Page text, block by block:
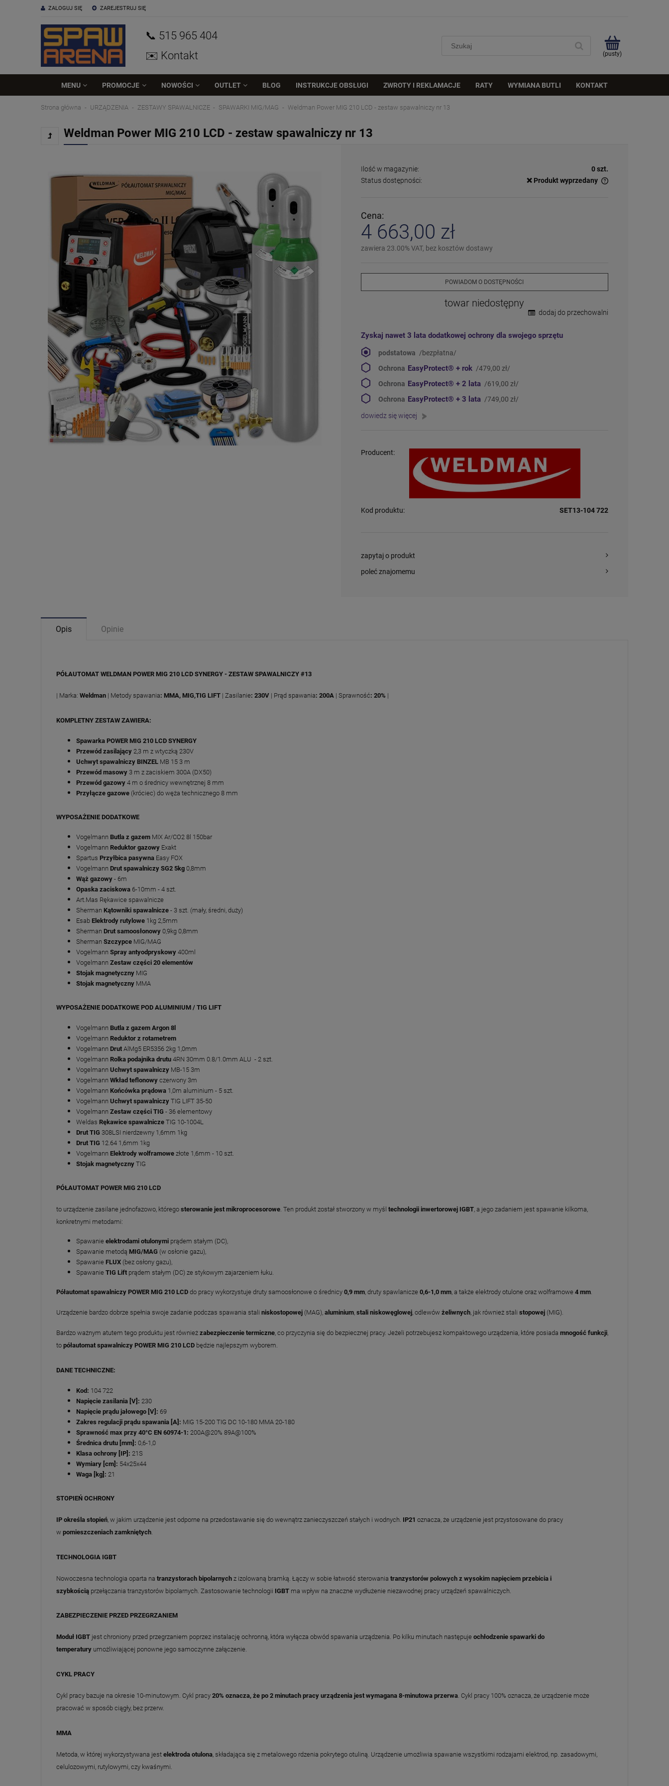
ZAREJESTRUJ SIĘ
ZALOGUJ SIĘ
📞 515 965 404
✉️ Kontakt
(pusty)
MENU PROMOCJE NOWOŚCI OUTLET BLOG INSTRUKCJE OBSŁUGI ZWROTY I REKLAMACJE RATY WYMIANA BUTLI KONTAKT
Strona główna URZĄDZENIA ZESTAWY SPAWALNICZE SPAWARKI MIG/MAG Weldman Power MIG 210 LCD - zestaw spawalniczy nr 13
Weldman Power MIG 210 LCD - zestaw spawalniczy nr 13
Ilość w magazynie:
0 szt.
Status dostępności:
❌ Produkt wyprzedany
⛔Wycofany
Cena:
4 663,00 zł
zawiera 23.00% VAT, bez kosztów dostawy
POWIADOM O DOSTĘPNOŚCI
towar niedostępny
dodaj do przechowalni
Zyskaj nawet 3 lata dodatkowej ochrony dla swojego sprzętu
podstatowa /bezpłatna/
Ochrona EasyProtect® + rok /479,00 zł/
Ochrona EasyProtect® + 2 lata /619,00 zł/
Ochrona EasyProtect® + 3 lata /749,00 zł/
dowiedz się więcej
Producent:
Kod produktu: SET13-104 722
zapytaj o produkt
poleć znajomemu
Opis Opinie
PÓŁAUTOMAT WELDMAN POWER MIG 210 LCD SYNERGY - ZESTAW SPAWALNICZY #13
| Marka: Weldman | Metody spawania: MMA, MIG,TIG LIFT | Zasilanie: 230V | Prąd spawania: 200A | Sprawność: 20% |
KOMPLETNY ZESTAW ZAWIERA:
Spawarka POWER MIG 210 LCD SYNERGY
Przewód zasilający 2,3 m z wtyczką 230V
Uchwyt spawalniczy BINZEL MB 15 3 m
Przewód masowy 3 m z zaciskiem 300A (DX50)
Przewód gazowy 4 m o średnicy wewnętrznej 8 mm
Przyłącze gazowe (króciec) do węża technicznego 8 mm
WYPOSAŻENIE DODATKOWE
Vogelmann Butla z gazem MIX Ar/CO2 8l 150bar
Vogelmann Reduktor gazowy Exakt
Spartus Przyłbica pasywna Easy FOX
Vogelmann Drut spawalniczy SG2 5kg 0,8mm
Wąż gazowy - 6m
Opaska zaciskowa 6-10mm - 4 szt.
Art.Mas Rękawice spawalnicze
Sherman Kątowniki spawalnicze - 3 szt. (mały, średni, duży)
Esab Elektrody rutylowe 1kg 2,5mm
Sherman Drut samoosłonowy 0,9kg 0,8mm
Sherman Szczypce MIG/MAG
Vogelmann Spray antyodpryskowy 400ml
Vogelmann Zestaw części 20 elementów
Stojak magnetyczny MIG
Stojak magnetyczny MMA
WYPOSAŻENIE DODATKOWE POD ALUMINIUM / TIG LIFT
Vogelmann Butla z gazem Argon 8l
Vogelmann Reduktor z rotametrem
Vogelmann Drut AlMg5 ER5356 2kg 1,0mm
Vogelmann Rolka podajnika drutu 4RN 30mm 0.8/1.0mm ALU - 2 szt.
Vogelmann Uchwyt spawalniczy MB-15 3m
Vogelmann Wkład teflonowy czerwony 3m
Vogelmann Końcówka prądowa 1,0m aluminium - 5 szt.
Vogelmann Uchwyt spawalniczy TIG LIFT 35-50
Vogelmann Zestaw części TIG - 36 elementowy
Weldas Rękawice spawalnicze TIG 10-1004L
Drut TIG 308LSI nierdzewny 1,6mm 1kg
Drut TIG 12.64 1,6mm 1kg
Vogelmann Elektrody wolframowe złote 1,6mm - 10 szt.
Stojak magnetyczny TIG
PÓŁAUTOMAT POWER MIG 210 LCD
to urządzenie zasilane jednofazowo, którego sterowanie jest mikroprocesorowe. Ten produkt został stworzony w myśl technologii inwertorowej IGBT, a jego zadaniem jest spawanie kilkoma,
konkretnymi metodami:
Spawanie elektrodami otulonymi prądem stałym (DC),
Spawanie metodą MIG/MAG (w osłonie gazu),
Spawanie FLUX (bez osłony gazu),
Spawanie TIG Lift prądem stałym (DC) ze stykowym zajarzeniem łuku.
Półautomat spawalniczy POWER MIG 210 LCD do pracy wykorzystuje druty samoosłonowe o średnicy 0,9 mm, druty spawlanicze 0,6-1,0 mm, a także elektrody otulone oraz wolframowe 4 mm.
Urządzenie bardzo dobrze spełnia swoje zadanie podczas spawania stali niskostopowej (MAG), aluminium, stali niskowęglowej, odlewów żeliwnych, jak również stali stopowej (MIG).
Bardzo ważnym atutem tego produktu jest również zabezpieczenie termiczne, co przyczynia się do bezpiecznej pracy. Jeżeli potrzebujesz kompaktowego urządzenia, które posiada mnogość funkcji,
to półautomat spawalniczy POWER MIG 210 LCD będzie najlepszym wyborem.
DANE TECHNICZNE:
Kod: 104 722
Napięcie zasilania [V]: 230
Napięcie prądu jałowego [V]: 69
Zakres regulacji prądu spawania [A]: MIG 15-200 TIG DC 10-180 MMA 20-180
Sprawność max przy 40°C EN 60974-1: 200A@20% 89A@100%
Średnica drutu [mm]: 0,6-1,0
Klasa ochrony [IP]: 21S
Wymiary [cm]: 54x25x44
Waga [kg]: 21
STOPIEŃ OCHRONY
IP określa stopień , w jakim urządzenie jest odporne na przedostawanie się do wewnątrz zanieczyszczeń stałych i wodnych. IP21 oznacza, że urządzenie jest przystosowane do pracy
w pomieszczeniach zamkniętych
TECHNOLOGIA IGBT
Nowoczesna technologia oparta na tranzystorach bipolarnych z izolowaną bramką. Łączy w sobie łatwość sterowania tranzystorów polowych z wysokim napięciem przebicia i
szybkością przełączania tranzystorów bipolarnych. Zastosowanie technologii IGBT ma wpływ na znaczne wydłużenie niezawodnej pracy urządzeń spawalniczych.
ZABEZPIECZENIE PRZED PRZEGRZANIEM
Moduł IGBT jest chroniony przed przegrzaniem poprzez instalację ochronną, która wyłącza obwód spawania urządzenia. Po kilku minutach następuje ochłodzenie spawarki do
temperatury umożliwiającej ponowne jego samoczynne załączenie.
CYKL PRACY
Cykl pracy bazuje na okresie 10-minutowym. Cykl pracy 20% oznacza, że po 2 minutach pracy urządzenia jest wymagana 8-minutowa przerwa. Cykl pracy 100% oznacza, że urządzenie może
pracować w sposób ciągły, bez przerw.
MMA
Metoda, w której wykorzystywana jest elektroda otulona , składająca się z metalowego rdzenia pokrytego otuliną. Urządzenie umożliwia spawanie wszystkimi rodzajami elektrod, np. zasadowymi,
celulozowymi, rutylowymi, czy kwaśnymi.